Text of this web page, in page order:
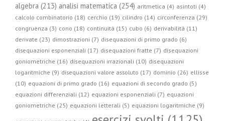
algebra (213) analisi matematica (254) aritmetica (4) asintoti (4)
calcolo combinatorio (18) cerchio (19) cilindro (14) circonferenza (29)
congruenza (3) cono (18) continuità (15) cubo (6) derivabilità (11)
derivate (23) dimostrazioni (7) disequazioni di primo grado (6)
disequazioni esponenziali (17) disequazioni fratte (7) disequazioni
goniometriche (16) disequazioni irrazionali (10) disequazioni
logaritmiche (9) disequazioni valore assoluto (17) dominio (26) ellisse
(10) equazioni di primo grado (16) equazioni di secondo grado (5)
equazioni differenziali (12) equazioni esponenziali (7) equazioni
goniometriche (25) equazioni letterali (5) equazioni logaritmiche (9)